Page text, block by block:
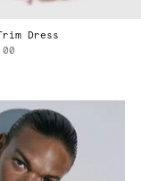
褶裥直筒羊毛长裤